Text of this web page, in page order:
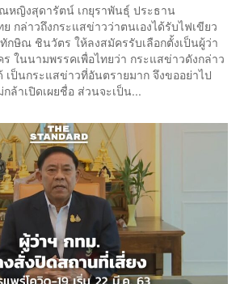
หญิงสุดารัตน์ เกยุราพันธุ์ ประธาน
กล่าวถึงกระแสข่าวว่าตนเองได้รับไฟเขียว
กษิณ ชินวัตร ให้ลงสมัครรับเลือกตั้งเป็นผู้ว่า
ในนามพรรคเพื่อไทยว่า กระแสข่าวดังกล่าว
เป็นกระแสข่าวที่อันตรายมาก จึงขออย่าไป
ล้าเปิดเผยชื่อ ส่วนจะเป็น...